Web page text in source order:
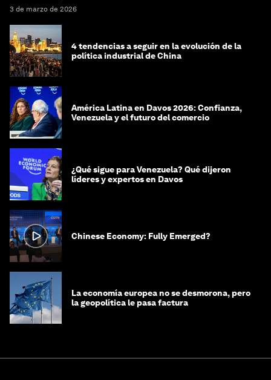
3 de marzo de 2026
4 tendencias a seguir en la evolución de la
política industrial de China
América Latina en Davos 2026: Confianza,
Venezuela y el futuro del comercio
¿Qué sigue para Venezuela? Qué dijeron
líderes y expertos en Davos
Chinese Economy: Fully Emerged?
La economía europea no se desmorona, pero
la geopolítica le pasa factura